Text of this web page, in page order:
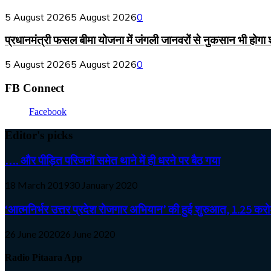
5 August 20265 August 20260
प्रधानमंत्री फसल बीमा योजना में जंगली जानवरों से नुकसान भी होगा
5 August 20265 August 20260
FB Connect
Facebook
Editor's picks
…. और पीड़ित परिजनों समेत थाने में ही धरने पर बैठ गया
18 March 201930 January 2020
‘आत्मनिर्भर उत्तर प्रदेश रोजगार अभियान’ की हुई शुरुआत, 1.25
26 June 202026 June 2020
Radio Pitaara App